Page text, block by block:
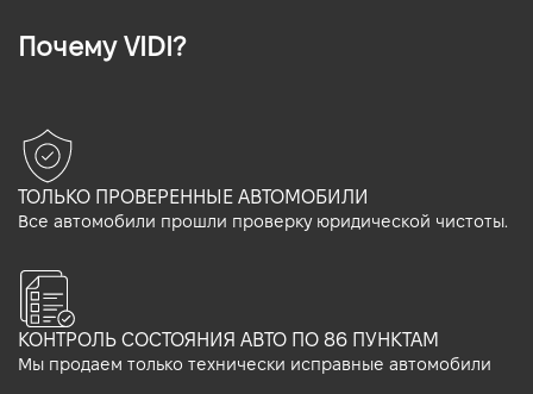
Почему VIDI?
ТОЛЬКО ПРОВЕРЕННЫЕ АВТОМОБИЛИ
Все автомобили прошли проверку юридической чистоты.
КОНТРОЛЬ СОСТОЯНИЯ АВТО ПО 86 ПУНКТАМ
Мы продаем только технически исправные автомобили